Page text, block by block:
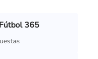
365